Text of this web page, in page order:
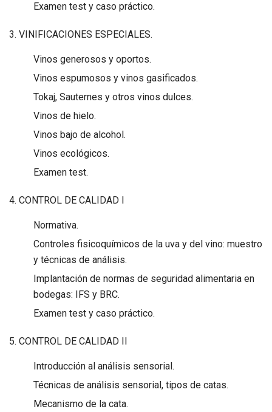
Examen test y caso práctico.
3. VINIFICACIONES ESPECIALES.
Vinos generosos y oportos.
Vinos espumosos y vinos gasificados.
Tokaj, Sauternes y otros vinos dulces.
Vinos de hielo.
Vinos bajo de alcohol.
Vinos ecológicos.
Examen test.
4. CONTROL DE CALIDAD I
Normativa.
Controles fisicoquímicos de la uva y del vino: muestro
y técnicas de análisis.
Implantación de normas de seguridad alimentaria en
bodegas: IFS y BRC.
Examen test y caso práctico.
5. CONTROL DE CALIDAD II
Introducción al análisis sensorial.
Técnicas de análisis sensorial, tipos de catas.
Mecanismo de la cata.